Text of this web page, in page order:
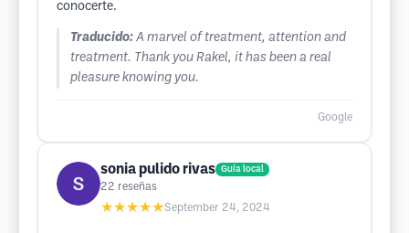
conocerte.
Traducido: A marvel of treatment, attention and
treatment. Thank you Rakel, it has been a real
pleasure knowing you.
Google
sonia pulido rivas Guía local
22 reseñas
★★★★★September 24, 2024